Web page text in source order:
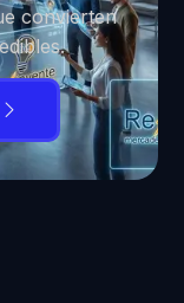
convierten